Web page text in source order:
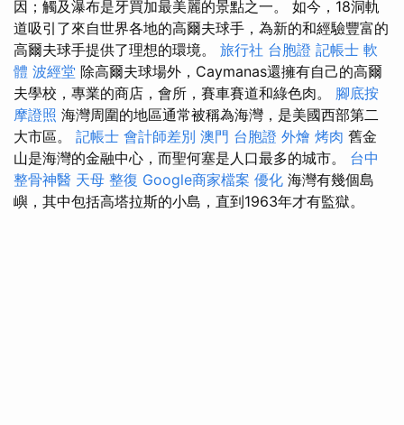
因；觸及瀑布是牙買加最美麗的景點之一。 如今，18洞軌
道吸引了來自世界各地的高爾夫球手，為新的和經驗豐富的
高爾夫球手提供了理想的環境。 旅行社 台胞證 記帳士 軟
體 波經堂 除高爾夫球場外，Caymanas還擁有自己的高爾
夫學校，專業的商店，會所，賽車賽道和綠色肉。 腳底按
摩證照 海灣周圍的地區通常被稱為海灣，是美國西部第二
大市區。 記帳士 會計師差別 澳門 台胞證 外燴 烤肉 舊金
山是海灣的金融中心，而聖何塞是人口最多的城市。 台中
整骨神醫 天母 整復 Google商家檔案 優化 海灣有幾個島
嶼，其中包括高塔拉斯的小島，直到1963年才有監獄。